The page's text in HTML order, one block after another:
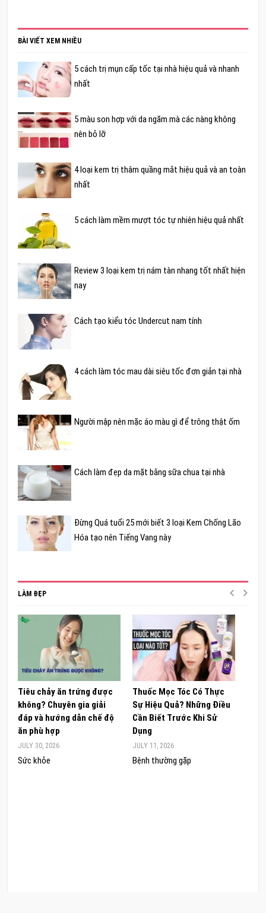
BÀI VIẾT XEM NHIỀU
5 cách trị mụn cấp tốc tại nhà hiệu quả và nhanh
nhất
5 màu son hợp với da ngăm mà các nàng không
nên bỏ lỡ
4 loại kem trị thâm quầng mắt hiệu quả và an toàn
nhất
5 cách làm mềm mượt tóc tự nhiên hiệu quả nhất
Review 3 loại kem trị nám tàn nhang tốt nhất hiện
nay
Cách tạo kiểu tóc Undercut nam tính
4 cách làm tóc mau dài siêu tốc đơn giản tại nhà
Người mập nên mặc áo màu gì để trông thật ốm
Cách làm đẹp da mặt bằng sữa chua tại nhà
Đừng Quá tuổi 25 mới biết 3 loại Kem Chống Lão
Hóa tạo nên Tiếng Vang này
LÀM ĐẸP
Tiêu chảy ăn trứng được
không? Chuyên gia giải
đáp và hướng dẫn chế độ
ăn phù hợp
JULY 30, 2026
Sức khỏe
Thuốc Mọc Tóc Có Thực
Sự Hiệu Quả? Những Điều
Cần Biết Trước Khi Sử
Dụng
JULY 11, 2026
Bệnh thường gặp